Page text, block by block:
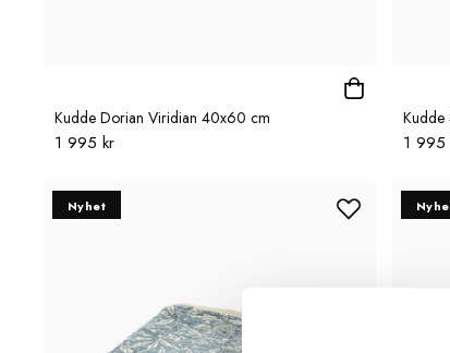
Kudde Dorian Viridian 40x60 cm
1 995 kr
Kudde
1 995
Nyhet